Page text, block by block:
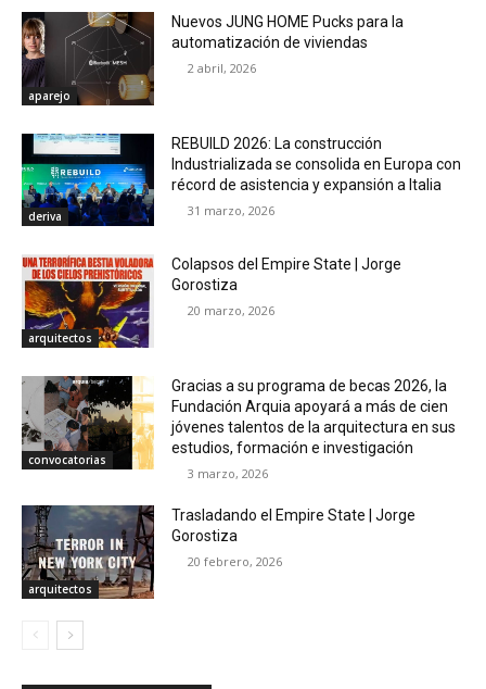
aparejo
Nuevos JUNG HOME Pucks para la
automatización de viviendas
2 abril, 2026
deriva
REBUILD 2026: La construcción
Industrializada se consolida en Europa con
récord de asistencia y expansión a Italia
31 marzo, 2026
arquitectos
Colapsos del Empire State | Jorge
Gorostiza
20 marzo, 2026
convocatorias
Gracias a su programa de becas 2026, la
Fundación Arquia apoyará a más de cien
jóvenes talentos de la arquitectura en sus
estudios, formación e investigación
3 marzo, 2026
arquitectos
Trasladando el Empire State | Jorge
Gorostiza
20 febrero, 2026